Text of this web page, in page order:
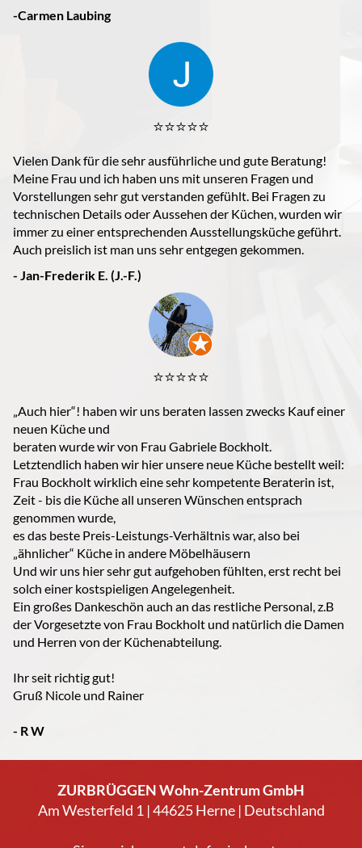
-Carmen Laubing
⭐️⭐️⭐️⭐️⭐️
Vielen Dank für die sehr ausführliche und gute Beratung!
Meine Frau und ich haben uns mit unseren Fragen und
Vorstellungen sehr gut verstanden gefühlt. Bei Fragen zu
technischen Details oder Aussehen der Küchen, wurden wir
immer zu einer entsprechenden Ausstellungsküche geführt.
Auch preislich ist man uns sehr entgegen gekommen.
- Jan-Frederik E. (J.-F.)
⭐️⭐️⭐️⭐️⭐️
„Auch hier“! haben wir uns beraten lassen zwecks Kauf einer
neuen Küche und
beraten wurde wir von Frau Gabriele Bockholt.
Letztendlich haben wir hier unsere neue Küche bestellt weil:
Frau Bockholt wirklich eine sehr kompetente Beraterin ist,
Zeit - bis die Küche all unseren Wünschen entsprach
genommen wurde,
es das beste Preis-Leistungs-Verhältnis war, also bei
„ähnlicher“ Küche in andere Möbelhäusern
Und wir uns hier sehr gut aufgehoben fühlten, erst recht bei
solch einer kostspieligen Angelegenheit.
Ein großes Dankeschön auch an das restliche Personal, z.B
der Vorgesetzte von Frau Bockholt und natürlich die Damen
und Herren von der Küchenabteilung.
Ihr seit richtig gut!
Gruß Nicole und Rainer
- R W
ZURBRÜGGEN Wohn-Zentrum GmbH
Am Westerfeld 1 | 44625 Herne | Deutschland